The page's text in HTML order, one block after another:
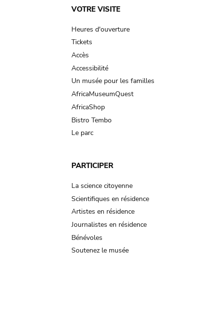
Main
navigation
VOTRE VISITE
Heures d'ouverture
Tickets
Accès
Accessibilité
Un musée pour les familles
AfricaMuseumQuest
AfricaShop
Bistro Tembo
Le parc
PARTICIPER
La science citoyenne
Scientifiques en résidence
Artistes en résidence
Journalistes en résidence
Bénévoles
Soutenez le musée